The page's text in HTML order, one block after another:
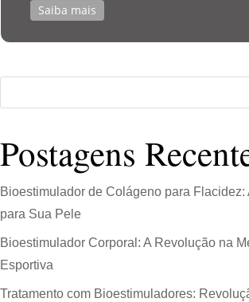
Saiba mais
Postagens
Bioestimulador de Colágeno para Flacidez:
para Sua Pele
Bioestimulador Corporal: A Revolução na
Esportiva
Tratamento com Bioestimuladores: